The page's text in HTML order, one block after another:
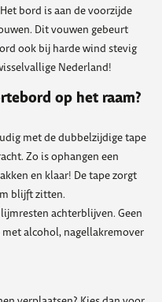
bord is aan de voorzijde
Dit vouwen gebeurt
ook bij harde wind stevig
Nederland!
op het raam?
met de dubbelzijdige tape
Zo is ophangen een
en klaar! De tape zorgt
blijft zitten.
achterblijven. Geen
alcohol, nagellakremover